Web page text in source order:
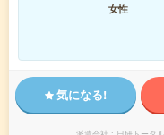
女性
気になる!